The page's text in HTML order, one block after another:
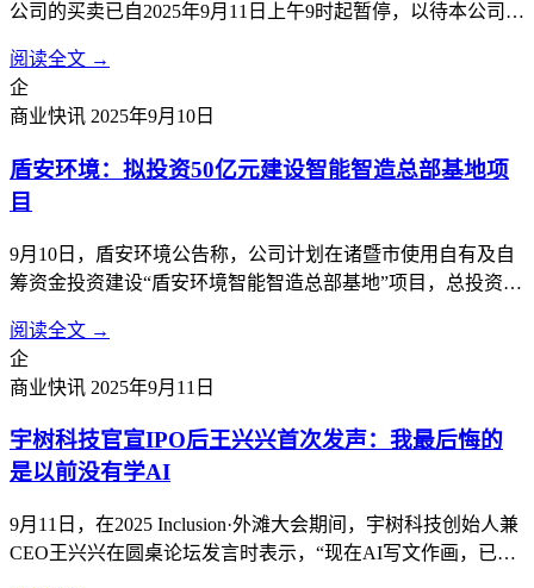
公司的买卖已自2025年9月11日上午9时起暂停，以待本公司根
告。
阅读全文 →
企
商业快讯 2025年9月10日
盾安环境：拟投资50亿元建设智能智造总部基地项
目
9月10日，盾安环境公告称，公司计划在诸暨市使用自有及自
筹资金投资建设“盾安环境智能智造总部基地”项目，总投资额
期为盾安环境智能制造总部基地项目，第二期为盾安环境新能
源汽车热管理总部基地项目。计划建设盾安环境制冷核心零部
件及新能源汽车热管理核心...
阅读全文 →
企
商业快讯 2025年9月11日
宇树科技官宣IPO后王兴兴首次发声：我最后悔的
是以前没有学AI
9月11日，在2025 Inclusion·外滩大会期间，宇树科技创始人兼
CEO王兴兴在圆桌论坛发言时表示，“现在AI写文作画，已经